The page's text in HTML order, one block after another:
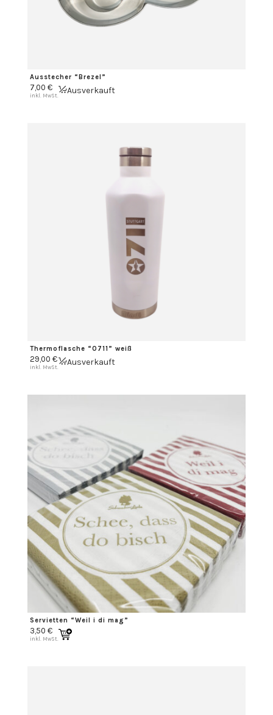
Ausstecher “Brezel”
7,00 €
inkl. MwSt. Ausverkauft
Thermoflasche “0711” weiß
29,00 €
inkl. MwSt. Ausverkauft
Servietten “Weil i di mag”
3,50 €
inkl. MwSt.